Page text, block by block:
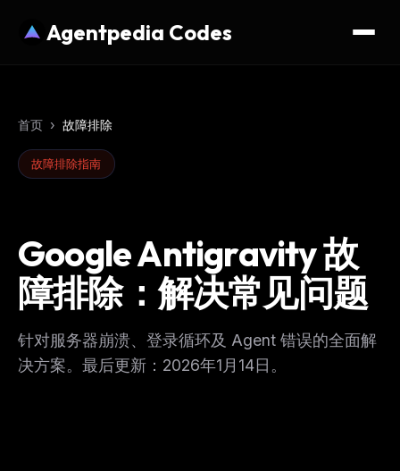
Agentpedia Codes
首页 › 故障排除
故障排除指南
Google Antigravity 故
障排除：解决常见问题
针对服务器崩溃、登录循环及 Agent 错误的全面解
决方案。最后更新：2026年1月14日。